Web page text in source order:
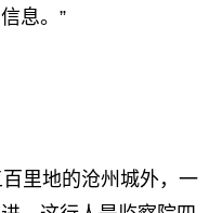
息。”
里地的沧州城外，一